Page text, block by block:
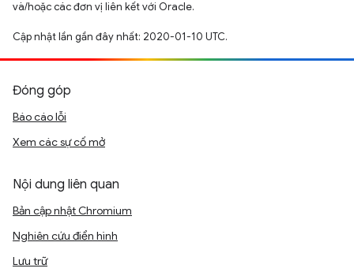
và/hoặc các đơn vị liên kết với Oracle.
Cập nhật lần gần đây nhất: 2020-01-10 UTC.
Đóng góp
Báo cáo lỗi
Xem các sự cố mở
Nội dung liên quan
Bản cập nhật Chromium
Nghiên cứu điển hình
Lưu trữ